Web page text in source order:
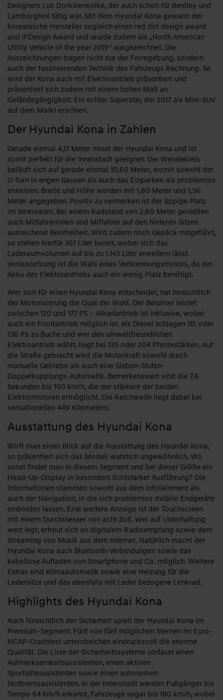
Designers Luc Donckerwolke, der auch schon für Bentley und
Lamborghini tätig war. Mit dem Hyundai Kona gewann der
koreanische Hersteller sogleich einen red dot design award
und iFDesign Award und wurde zudem als „North American
Utility Vehicle of the year 2019“ ausgezeichnet. Die
Auszeichnungen tragen nicht nur der Formgebung, sondern
auch der faszinierenden Technik des Fahrzeugs Rechnung. So
wird der Kona auch mit Elektroantrieb präsentiert und
präsentiert sich zudem mit einem hohen Maß an
Geländegängigkeit. Ein echter Superstar, der 2017 als Mini-SUV
auf dem Markt erschien.
Der Hyundai Kona in Zahlen
Gerade einmal 4,17 Meter misst der Hyundai Kona und ist
somit perfekt für die Innenstadt geeignet. Der Wendekreis
beläuft sich auf gerade einmal 10,60 Meter, womit sowohl der
U-Turn in engen Gassen als auch das Einparken als problemlos
erweisen. Breite und Höhe werden mit 1,80 Meter und 1,56
Meter angegeben. Positiv zu vermerken ist der üppige Platz
im Innenraum. Bei einem Radstand von 2,60 Meter genießen
auch Mitfahrerinnen und Mitfahrer auf den hinteren Sitzen
ausreichend Beinfreiheit. Wird zudem noch Gepäck mitgeführt,
so stehen hierfür 361 Liter bereit, wobei sich das
Laderaumvolumen auf bis zu 1.143 Liter erweitern lässt.
Voraussetzung ist die Wahl eines Verbrennungsmotors, da der
Akku des Elektroantriebs auch ein wenig Platz benötigt.
Wer sich für einen Hyundai Kona entscheidet, hat hinsichtlich
der Motorisierung die Qual der Wahl. Der Benziner leistet
zwischen 120 und 177 PS – Allradantrieb ist inklusive, wobei
auch ein Frontantrieb möglich ist. Als Diesel schlagen 115 oder
136 PS zu Buche und wer den umweltfreundlichen
Elektroantrieb wählt, liegt bei 135 oder 204 Pferdestärken. Auf
die Straße gebracht wird die Motorkraft sowohl durch
manuelle Getriebe als auch eine Sieben-Stufen-
Doppelkupplungs-Automatik. Bemerkenswert sind die 7,6
Sekunden bis 100 km/h, die der stärkere der beiden
Elektromotoren ermöglicht. Die Reichweite liegt dabei bei
sensationellen 449 Kilometern.
Ausstattung des Hyundai Kona
Wirft man einen Blick auf die Ausstattung des Hyundai Kona,
so präsentiert sich das Modell wahrlich ungewöhnlich. Wo
sonst findet man in diesem Segment und bei dieser Größe ein
Head-Up-Display in besonders lichtstarker Ausführung? Die
Informationen stammen sowohl aus dem Infotainment als
auch der Navigation, in die sich problemlos mobile Endgeräte
einbinden lassen. Eine weitere Anzeige ist der Touchscreen
mit einem Durchmesser von acht Zoll. Wer auf Unterhaltung
wert legt, erfreut sich an digitalem Radioempfang sowie dem
Streaming von Musik aus dem Internet. Natürlich macht der
Hyundai Kona auch Bluetooth-Verbindungen sowie das
kabellose Aufladen von Smartphone und Co. möglich. Weitere
Extras sind Klimaautomatik sowie eine Heizung für die
Ledersitze und das ebenfalls mit Leder bezogene Lenkrad.
Highlights des Hyundai Kona
Auch hinsichtlich der Sicherheit spielt der Hyundai Kona im
Premium-Segment. Fünf von fünf möglichen Sternen im Euro-
NCAP-Crashtest unterstreichen eindrucksvoll die enorme
Qualität. Die Liste der Sicherheitssysteme umfasst einen
Aufmerksamkeitsassistenten, einen aktiven
Spurhalteassistenten sowie einen autonomen
Notbremsassistenten. In der Innenstadt werden Fußgänger bis
Tempo 64 km/h erkannt, Fahrzeuge sogar bis 180 km/h, wobei